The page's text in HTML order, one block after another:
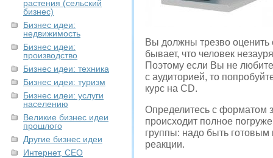
растения (сельский
бизнес)
Бизнес идеи:
недвижимость
Бизнес идеи:
производство
Бизнес идеи: техника
Бизнес идеи: туризм
Бизнес идеи: услуги
населению
Великие бизнес идеи
прошлого
Другие бизнес идеи
Интернет, СЕО
Вы должны трезво оценить
бывает, что человек
Поэтому если Вы не любите
с аудиторией, то
курс на CD.
Определитесь с форматом
происходит полное
группы: надо быть
реакции.